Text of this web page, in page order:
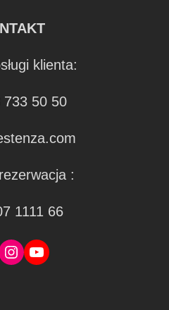
klienta:
733 50 50
:
1111 66
Instagram
YouTube